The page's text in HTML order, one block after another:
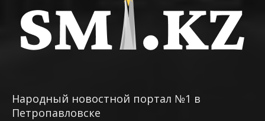
Народный новостной портал №1 в
Петропавловске